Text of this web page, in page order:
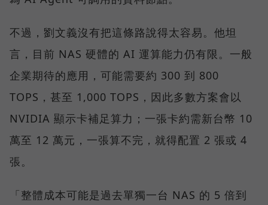
不過，劉文義沒有把這條路說得太容易。他坦
言，目前 NAS 硬體的 AI 運算能力仍有限。一般
企業期待的應用，可能需要約 300 到 800
TOPS，甚至 1,000 TOPS，因此多數方案會以
NVIDIA 顯示卡補足算力；一張卡約需新台幣 10
萬至 12 萬元，一張算不完，就得配置 2 張或 4
張。
「整體成本可能是過去單獨一台 NAS 的 5 倍到